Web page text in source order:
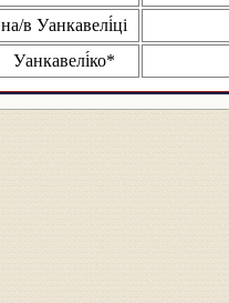
на/в Уанкавелі́ці
Уанкавелі́ко*